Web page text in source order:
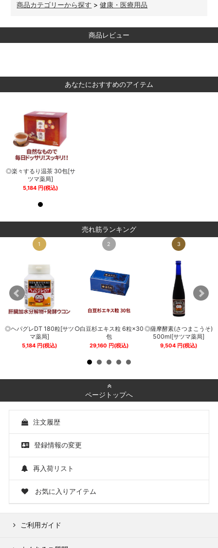
商品カテゴリーから探す >健康・医療用品
商品レビュー
あなたにおすすめのアイテム
◎楽々するり温茶 30包[サ
ツマ薬局]
5,184 円(税込)
売れ筋ランキング
1
◎ヘパグレDT 180粒[サツ
マ薬局]
5,184円(税込)
2
○白豆杉エキス粒 6粒×30
包
29,160 円(税込)
3
◎薩摩酵素(さつまこうそ)
500ml[サツマ薬局]
9,504 円(税込)
ページトップへ
注文履歴
登録情報の変更
再入荷リスト
お気に入りアイテム
ご利用ガイド